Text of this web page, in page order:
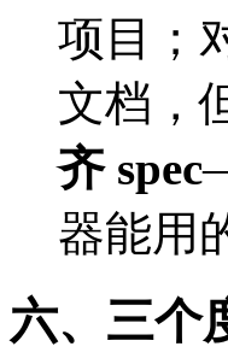
项目；
文档，
齐 spec
器能用
六、三个